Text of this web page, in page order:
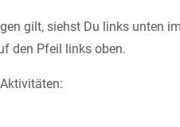
gilt, siehst Du links unten
den Pfeil links oben.